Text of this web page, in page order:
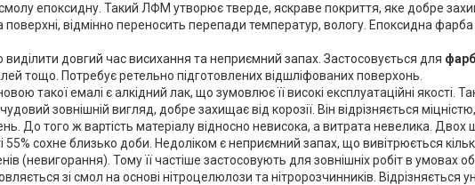
епоксидну. Такий ЛФМ утворює тверде, яскраве покриття, яке добре
відмінно переносить перепади температур, вологу. Епоксидна
виділити довгий час висихання та неприємний запах. Застосовується для
тощо. Потребує ретельно підготовлених відшліфованих поверхонь.
такої емалі є алкідний лак, що зумовлює її високі експлуатаційні
зовнішній вигляд, добре захищає від корозії. Він відрізняється
До того ж вартість матеріалу відносно невисока, а витрата невелика. Двох
55% сохне близько доби. Недоліком є неприємний запах, що вивітрюється
(невигорання). Тому її частіше застосовують для зовнішніх робіт в умовах
зі смол на основі нітроцелюлози та нітророзчинників. Відрізняється